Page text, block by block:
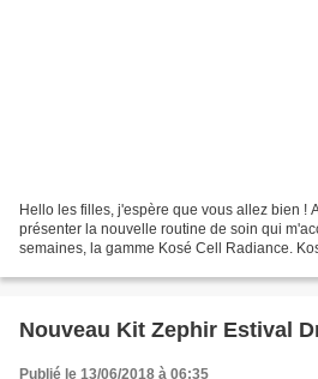
Hello les filles, j'espère que vous allez bien !
présenter la nouvelle routine de soin qui
semaines, la gamme Kosé Cell Radiance.
Nouveau Kit Zephir Estival
Publié le 13/06/2018 à 06:35